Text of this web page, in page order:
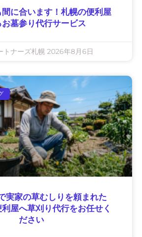
に合います！札幌の便利屋
お墓参り代行サービス
トナーズ札幌 2026年8月6日
実家の草むしりを頼まれた
屋へ草刈り代行をお任せく
ださい